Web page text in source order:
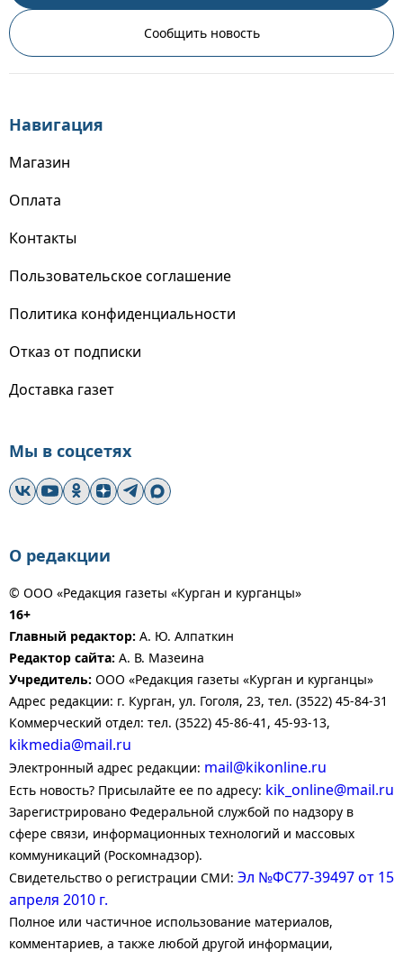
Сообщить новость
Навигация
Магазин
Оплата
Контакты
Пользовательское соглашение
Политика конфиденциальности
Отказ от подписки
Доставка газет
Мы в соцсетях
О редакции
© ООО «Редакция газеты «Курган и курганцы»
16+
Главный редактор: А. Ю. Алпаткин
Редактор сайта: А. В. Мазеина
Учредитель: ООО «Редакция газеты «Курган и курганцы»
Адрес редакции: г. Курган, ул. Гоголя, 23, тел. (3522) 45-84-31
Коммерческий отдел: тел. (3522) 45-86-41, 45-93-13,
kikmedia@mail.ru
Электронный адрес редакции: mail@kikonline.ru
Есть новость? Присылайте ее по адресу: kik_online@mail.ru
Зарегистрировано Федеральной службой по надзору в
сфере связи, информационных технологий и массовых
коммуникаций (Роскомнадзор).
Свидетельство о регистрации СМИ: Эл №ФС77-39497 от 15
апреля 2010 г.
Полное или частичное использование материалов,
комментариев, а также любой другой информации,